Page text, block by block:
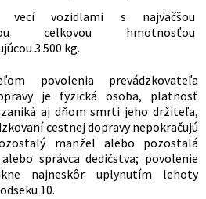
vecí vozidlami s najväčšou
celkovou hmotnosťou
3 500 kg.
povolenia prevádzkovateľa
je fyzická osoba, platnosť
aj dňom smrti jeho držiteľa,
cestnej dopravy nepokračujú
manžel alebo pozostalá
správca dedičstva; povolenie
najneskôr uplynutím lehoty
10.